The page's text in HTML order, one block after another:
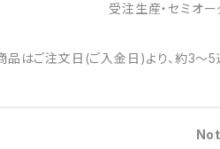
受注生産・セミオ
品はご注文日(ご入金日)より、約3～